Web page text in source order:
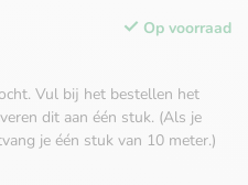
Op voorraad
Vul bij het bestellen het
dit aan één stuk. (Als je
je één stuk van 10 meter.)